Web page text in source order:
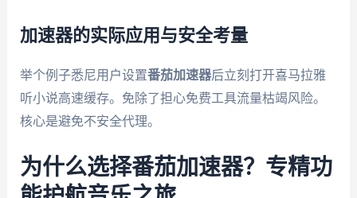
加速器的实际应用与安全考量
举个例子悉尼用户设置番茄加速器后立刻打开喜马拉雅
听小说高速缓存。免除了担心免费工具流量枯竭风险。
核心是避免不安全代理。
为什么选择番茄加速器？专精功